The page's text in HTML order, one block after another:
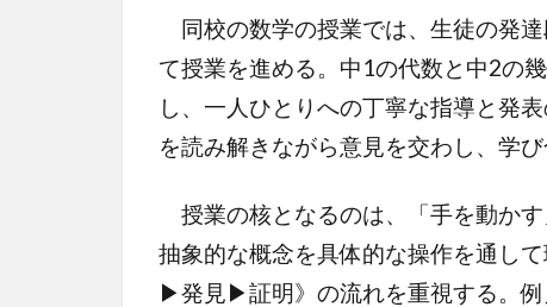
同校の数学の授業では、生徒の発
て授業を進める。中1の代数と中2の
し、一人ひとりへの丁寧な指導と発
を読み解きながら意見を交わし、学
授業の核となるのは、「手を動かす
抽象的な概念を具体的な操作を通し
▶発見▶証明》の流れを重視する。例